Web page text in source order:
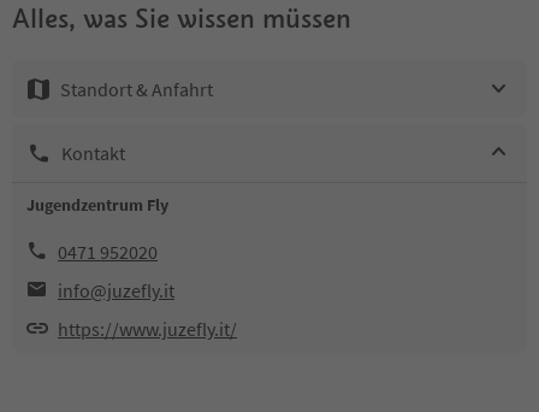
Alles, was Sie wissen müssen
Standort & Anfahrt
Kontakt
Jugendzentrum Fly
0471 952020
info@juzefly.it
https://www.juzefly.it/